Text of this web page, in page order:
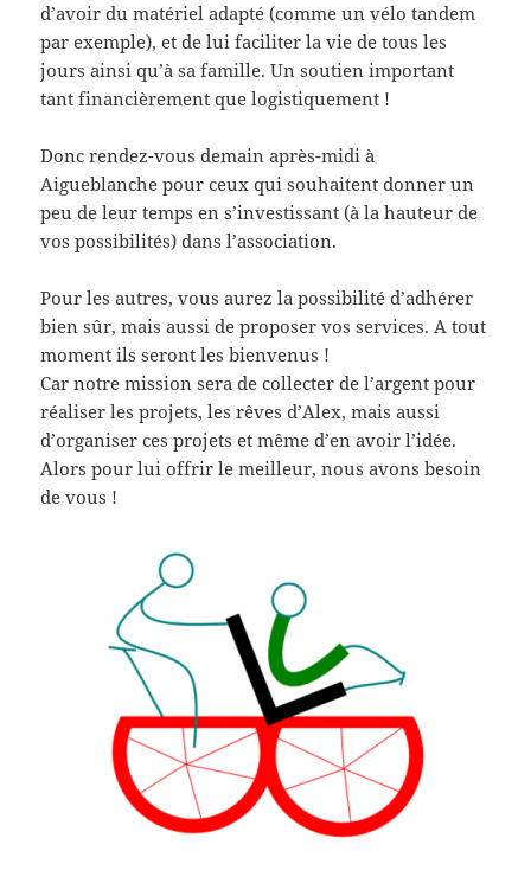
d’avoir du matériel adapté (comme un vélo tandem
par exemple), et de lui faciliter la vie de tous les
jours ainsi qu’à sa famille. Un soutien important
tant financièrement que logistiquement !
Donc rendez-vous demain après-midi à
Aigueblanche pour ceux qui souhaitent donner un
peu de leur temps en s’investissant(à la hauteur de
vos possibilités) dans l’association.
Pour les autres, vous aurez la possibilité d’adhérer
bien sûr, mais aussi de proposer vos services. A tout
moment ils seront les bienvenus !
Car notre mission sera de collecter de l’argent pour
réaliser les projets, les rêves d’Alex, mais aussi
d’organiser ces projets et même d’en avoir l’idée.
Alors pour lui offrir le meilleur, nous avons besoin
de vous !